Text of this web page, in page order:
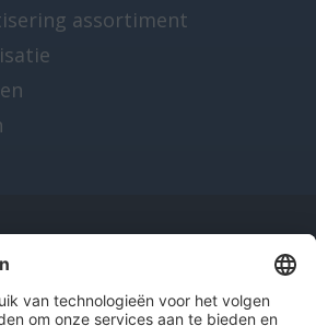
assortiment